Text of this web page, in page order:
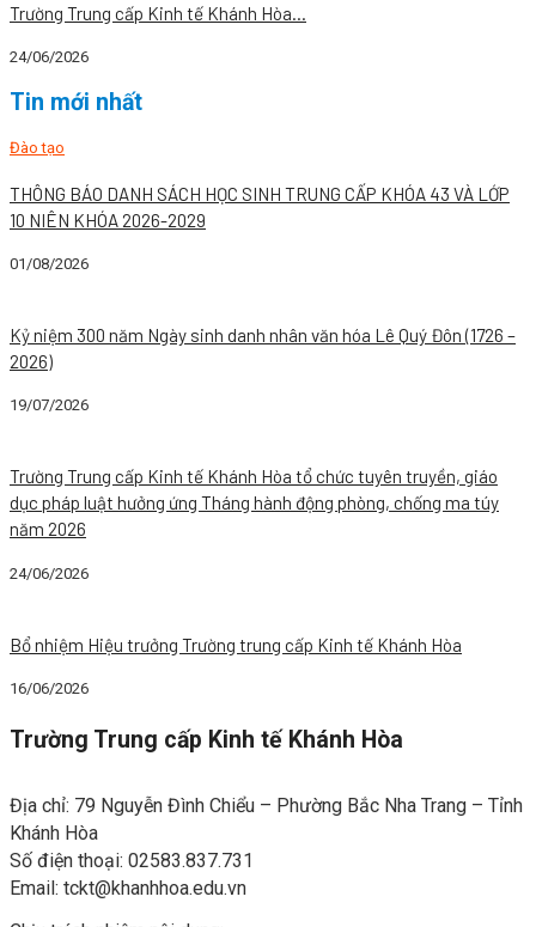
Trường Trung cấp Kinh tế Khánh Hòa...
24/06/2026
Tin mới nhất
Đào tạo
THÔNG BÁO DANH SÁCH HỌC SINH TRUNG CẤP KHÓA 43 VÀ LỚP
10 NIÊN KHÓA 2026-2029
01/08/2026
Kỷ niệm 300 năm Ngày sinh danh nhân văn hóa Lê Quý Đôn (1726 –
2026)
19/07/2026
Trường Trung cấp Kinh tế Khánh Hòa tổ chức tuyên truyền, giáo
dục pháp luật hưởng ứng Tháng hành động phòng, chống ma túy
năm 2026
24/06/2026
Bổ nhiệm Hiệu trưởng Trường trung cấp Kinh tế Khánh Hòa
16/06/2026
Trường Trung cấp Kinh tế Khánh Hòa
Địa chỉ: 79 Nguyễn Đình Chiểu – Phường Bắc Nha Trang – Tỉnh
Khánh Hòa
Số điện thoại: 02583.837.731
Email: tckt@khanhhoa.edu.vn